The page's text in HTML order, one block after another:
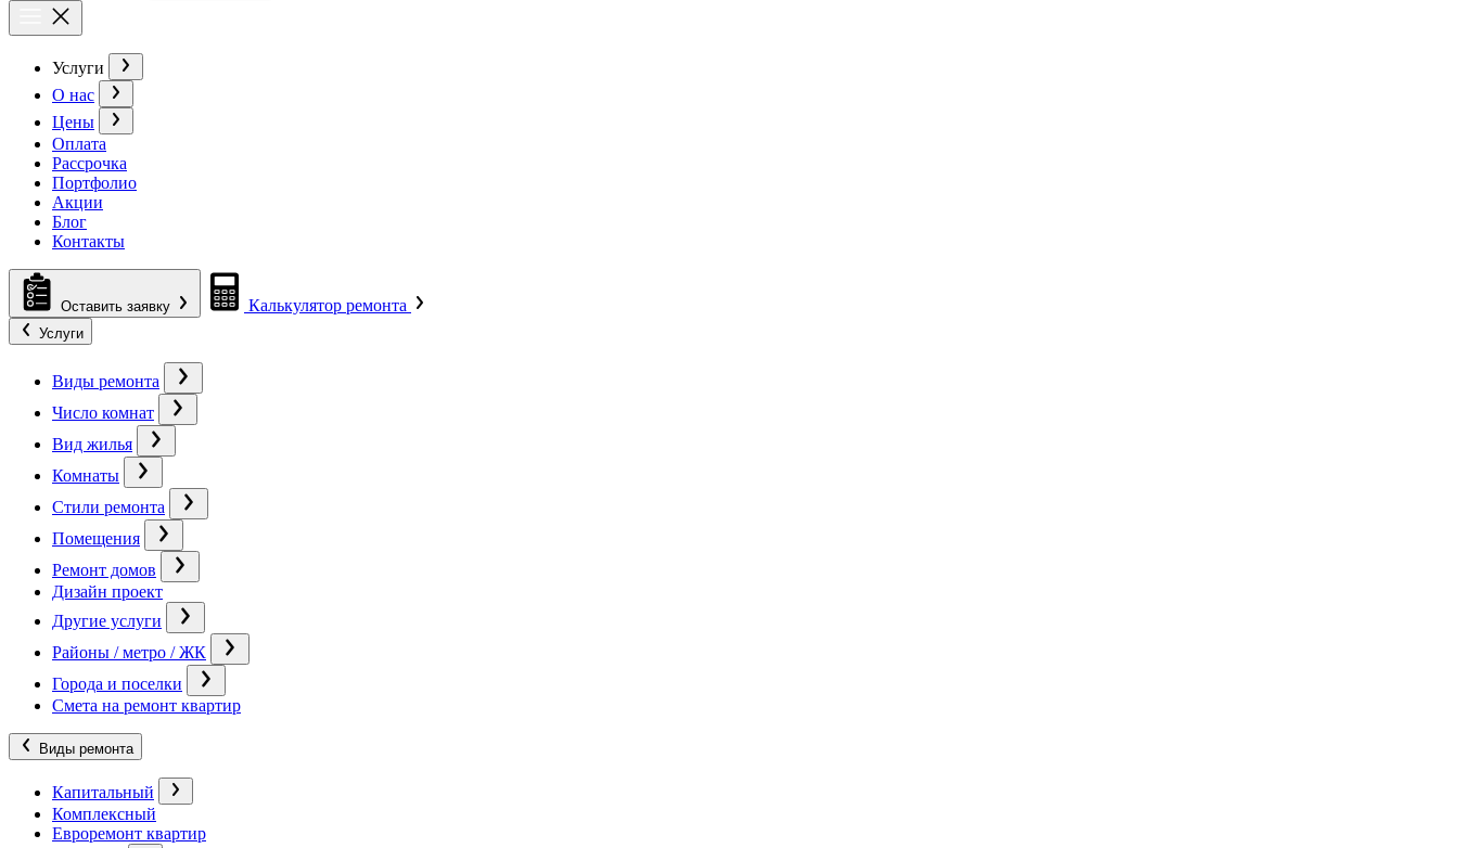
Услуги
О нас
Цены
Оплата
Рассрочка
Портфолио
Акции
Блог
Контакты
Оставить заявку Калькулятор ремонта
Услуги
Виды ремонта
Число комнат
Вид жилья
Комнаты
Стили ремонта
Помещения
Ремонт домов
Дизайн проект
Другие услуги
Районы / метро / ЖК
Города и поселки
Смета на ремонт квартир
Виды ремонта
Капитальный
Комплексный
Евроремонт квартир